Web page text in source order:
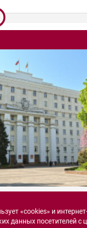
области смогут
«cookies» и
данных посетителей с